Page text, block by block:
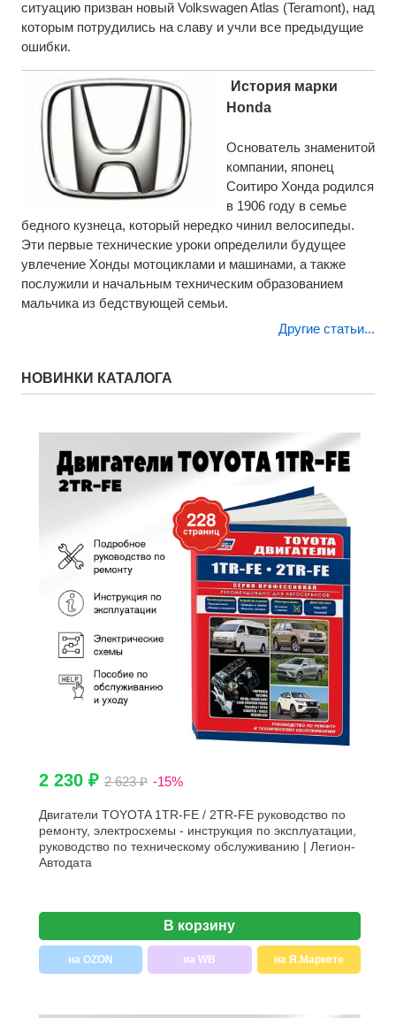
ситуацию призван новый Volkswagen Atlas (Teramont), над
которым потрудились на славу и учли все предыдущие
ошибки.
История марки
Honda
Основатель знаменитой
компании, японец
Соитиро Хонда родился
в 1906 году в семье
бедного кузнеца, который нередко чинил велосипеды.
Эти первые технические уроки определили будущее
увлечение Хонды мотоциклами и машинами, а также
послужили и начальным техническим образованием
мальчика из бедствующей семьи.
Другие статьи...
НОВИНКИ КАТАЛОГА
2 230 ₽ 2 623 ₽ -15%
Двигатели TOYOTA 1TR-FE / 2TR-FE руководство по
ремонту, электросхемы - инструкция по эксплуатации,
руководство по техническому обслуживанию | Легион-
Aвтодата
В корзину
на OZON на WB на Я.Маркете